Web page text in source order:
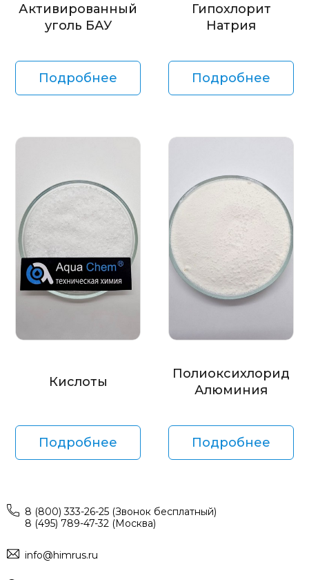
Активированный
уголь БАУ
Подробнее
Гипохлорит
Натрия
Подробнее
Кислоты
Подробнее
Полиоксихлорид
Алюминия
Подробнее
8 (800) 333-26-25 (Звонок бесплатный)
8 (495) 789-47-32 (Москва)
info@himrus.ru